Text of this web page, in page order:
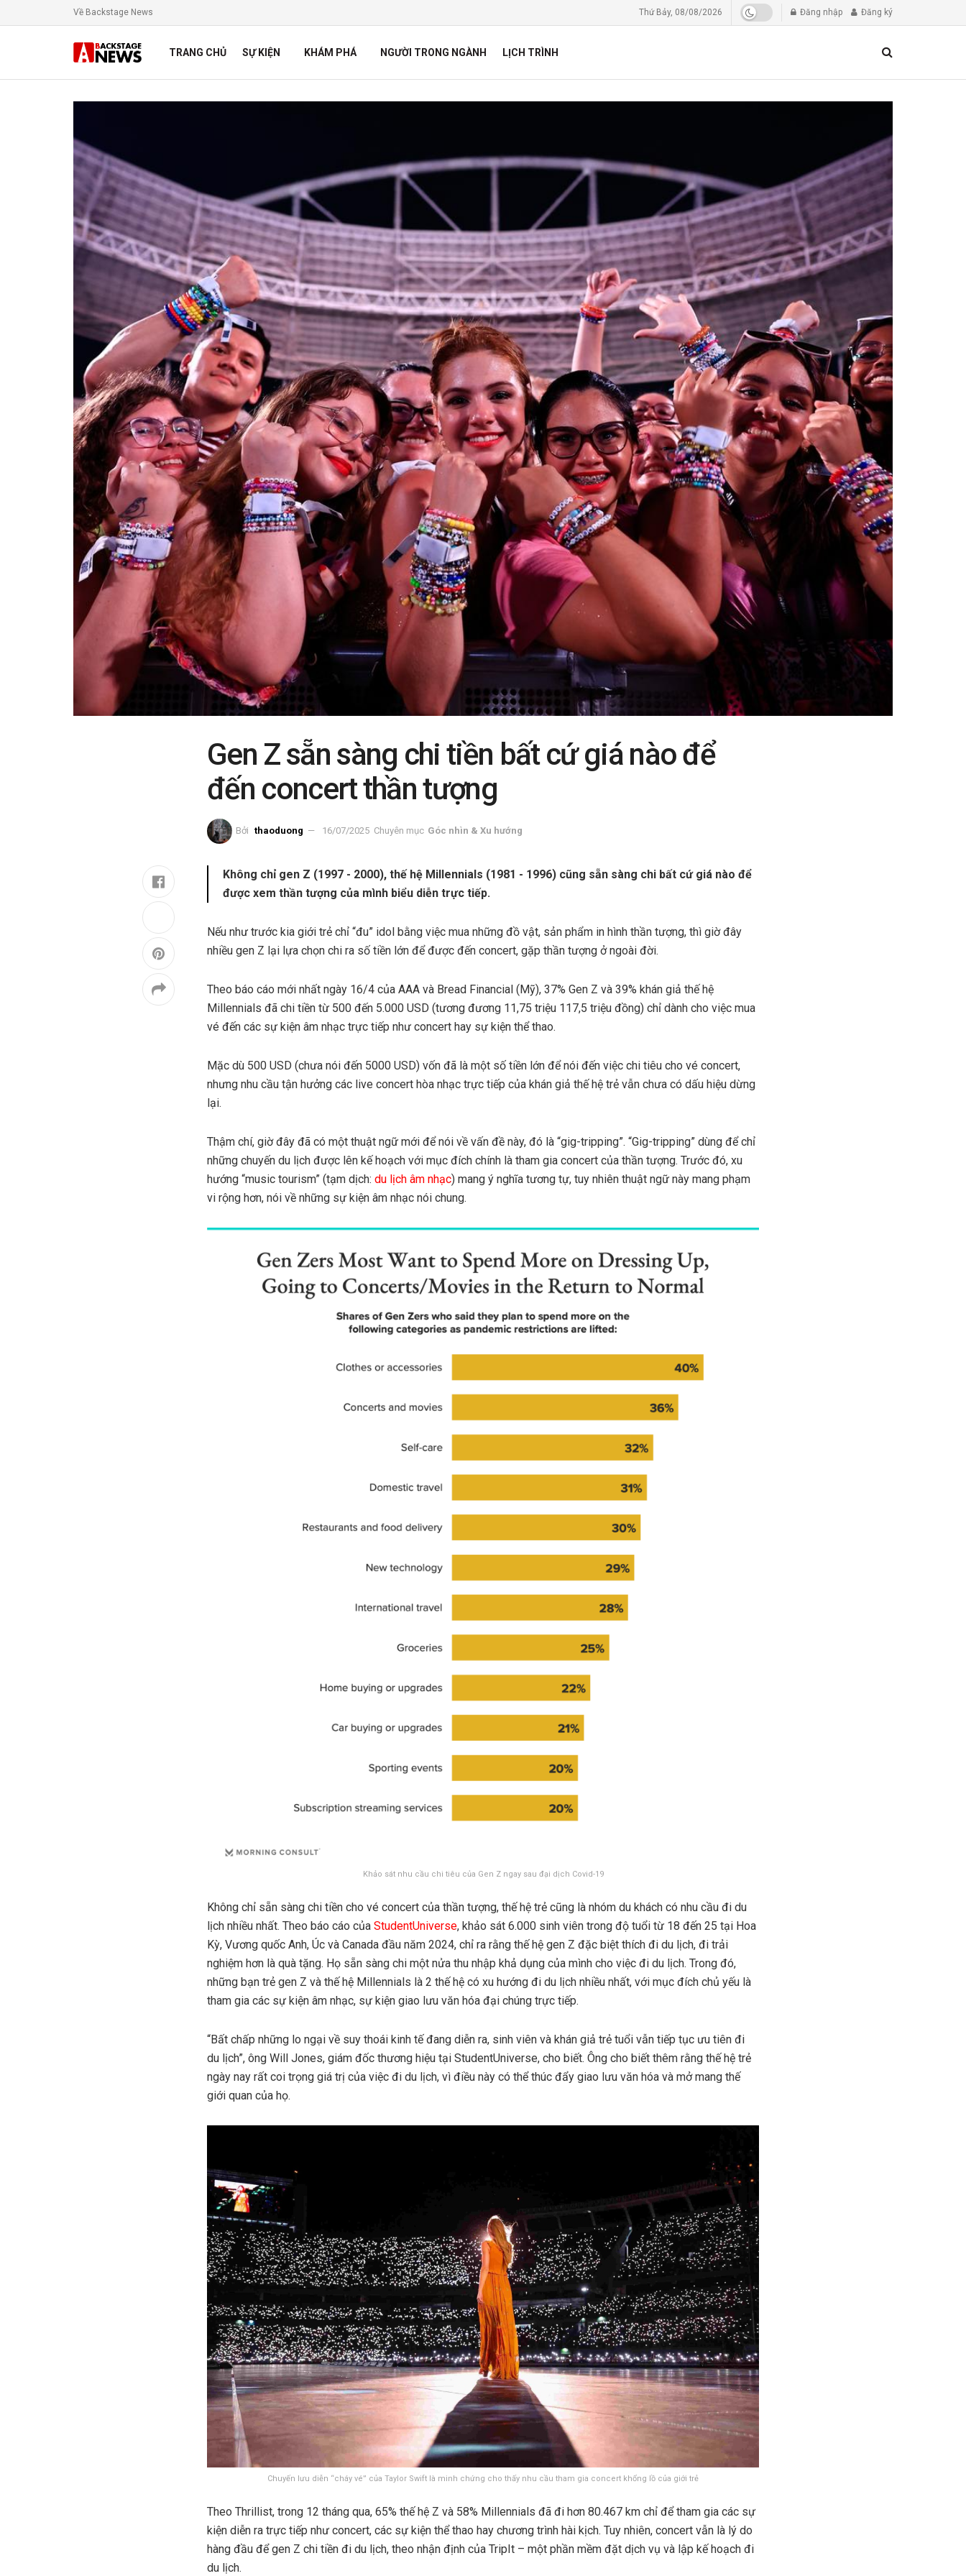
Về Backstage News Thứ Bảy, 08/08/2026 Đăng nhập Đăng ký
TRANG CHỦ SỰ KIỆN KHÁM PHÁ NGƯỜI TRONG NGÀNH LỊCH TRÌNH
Gen Z sẵn sàng chi tiền bất cứ giá nào để
đến concert thần tượng
Bởi thaoduong 16/07/2025 Chuyên mục Góc nhìn & Xu hướng
Không chỉ gen Z (1997 - 2000), thế hệ Millennials (1981 - 1996) cũng sẵn sàng chi bất cứ giá nào để
được xem thần tượng của mình biểu diễn trực tiếp.
Nếu như trước kia giới trẻ chỉ “đu” idol bằng việc mua những đồ vật, sản phẩm in hình thần tượng, thì giờ đây
nhiều gen Z lại lựa chọn chi ra số tiền lớn để được đến concert, gặp thần tượng ở ngoài đời.
Theo báo cáo mới nhất ngày 16/4 của AAA và Bread Financial (Mỹ), 37% Gen Z và 39% khán giả thế hệ
Millennials đã chi tiền từ 500 đến 5.000 USD (tương đương 11,75 triệu 117,5 triệu đồng) chỉ dành cho việc mua
vé đến các sự kiện âm nhạc trực tiếp như concert hay sự kiện thể thao.
Mặc dù 500 USD (chưa nói đến 5000 USD) vốn đã là một số tiền lớn để nói đến việc chi tiêu cho vé concert,
nhưng nhu cầu tận hưởng các live concert hòa nhạc trực tiếp của khán giả thế hệ trẻ vẫn chưa có dấu hiệu dừng
lại.
Thậm chí, giờ đây đã có một thuật ngữ mới để nói về vấn đề này, đó là “gig-tripping”. “Gig-tripping” dùng để chỉ
những chuyến du lịch được lên kế hoạch với mục đích chính là tham gia concert của thần tượng. Trước đó, xu
hướng “music tourism” (tạm dịch: du lịch âm nhạc) mang ý nghĩa tương tự, tuy nhiên thuật ngữ này mang phạm
vi rộng hơn, nói về những sự kiện âm nhạc nói chung.
Khảo sát nhu cầu chi tiêu của Gen Z ngay sau đại dịch Covid-19
Không chỉ sẵn sàng chi tiền cho vé concert của thần tượng, thế hệ trẻ cũng là nhóm du khách có nhu cầu đi du
lịch nhiều nhất. Theo báo cáo của StudentUniverse, khảo sát 6.000 sinh viên trong độ tuổi từ 18 đến 25 tại Hoa
Kỳ, Vương quốc Anh, Úc và Canada đầu năm 2024, chỉ ra rằng thế hệ gen Z đặc biệt thích đi du lịch, đi trải
nghiệm hơn là quà tặng. Họ sẵn sàng chi một nửa thu nhập khả dụng của mình cho việc đi du lịch. Trong đó,
những bạn trẻ gen Z và thế hệ Millennials là 2 thế hệ có xu hướng đi du lịch nhiều nhất, với mục đích chủ yếu là
tham gia các sự kiện âm nhạc, sự kiện giao lưu văn hóa đại chúng trực tiếp.
“Bất chấp những lo ngại về suy thoái kinh tế đang diễn ra, sinh viên và khán giả trẻ tuổi vẫn tiếp tục ưu tiên đi
du lịch”, ông Will Jones, giám đốc thương hiệu tại StudentUniverse, cho biết. Ông cho biết thêm rằng thế hệ trẻ
ngày nay rất coi trọng giá trị của việc đi du lịch, vì điều này có thể thúc đẩy giao lưu văn hóa và mở mang thế
giới quan của họ.
Chuyến lưu diễn “cháy vé” của Taylor Swift là minh chứng cho thấy nhu cầu tham gia concert khổng lồ của giới trẻ
Theo Thrillist, trong 12 tháng qua, 65% thế hệ Z và 58% Millennials đã đi hơn 80.467 km chỉ để tham gia các sự
kiện diễn ra trực tiếp như concert, các sự kiện thể thao hay chương trình hài kịch. Tuy nhiên, concert vẫn là lý do
hàng đầu để gen Z chi tiền đi du lịch, theo nhận định của TripIt – một phần mềm đặt dịch vụ và lập kế hoạch đi
du lịch.